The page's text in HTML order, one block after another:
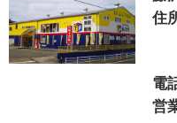
住
電
営